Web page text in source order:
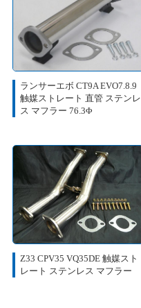
ランサーエボ CT9A EVO7.8.9
触媒ストレート 直管 ステンレ
ス マフラー 76.3Φ
Z33 CPV35 VQ35DE 触媒スト
レート ステンレス マフラー